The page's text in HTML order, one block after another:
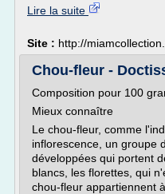
Lire la suite
Site : http://
Chou-fleur -
Composition pour 100
Mieux connaître
Le chou-fleur, comme
inflorescence, un groupe
développées qui portent
blancs, les florettes, qui
chou-fleur appartiennent